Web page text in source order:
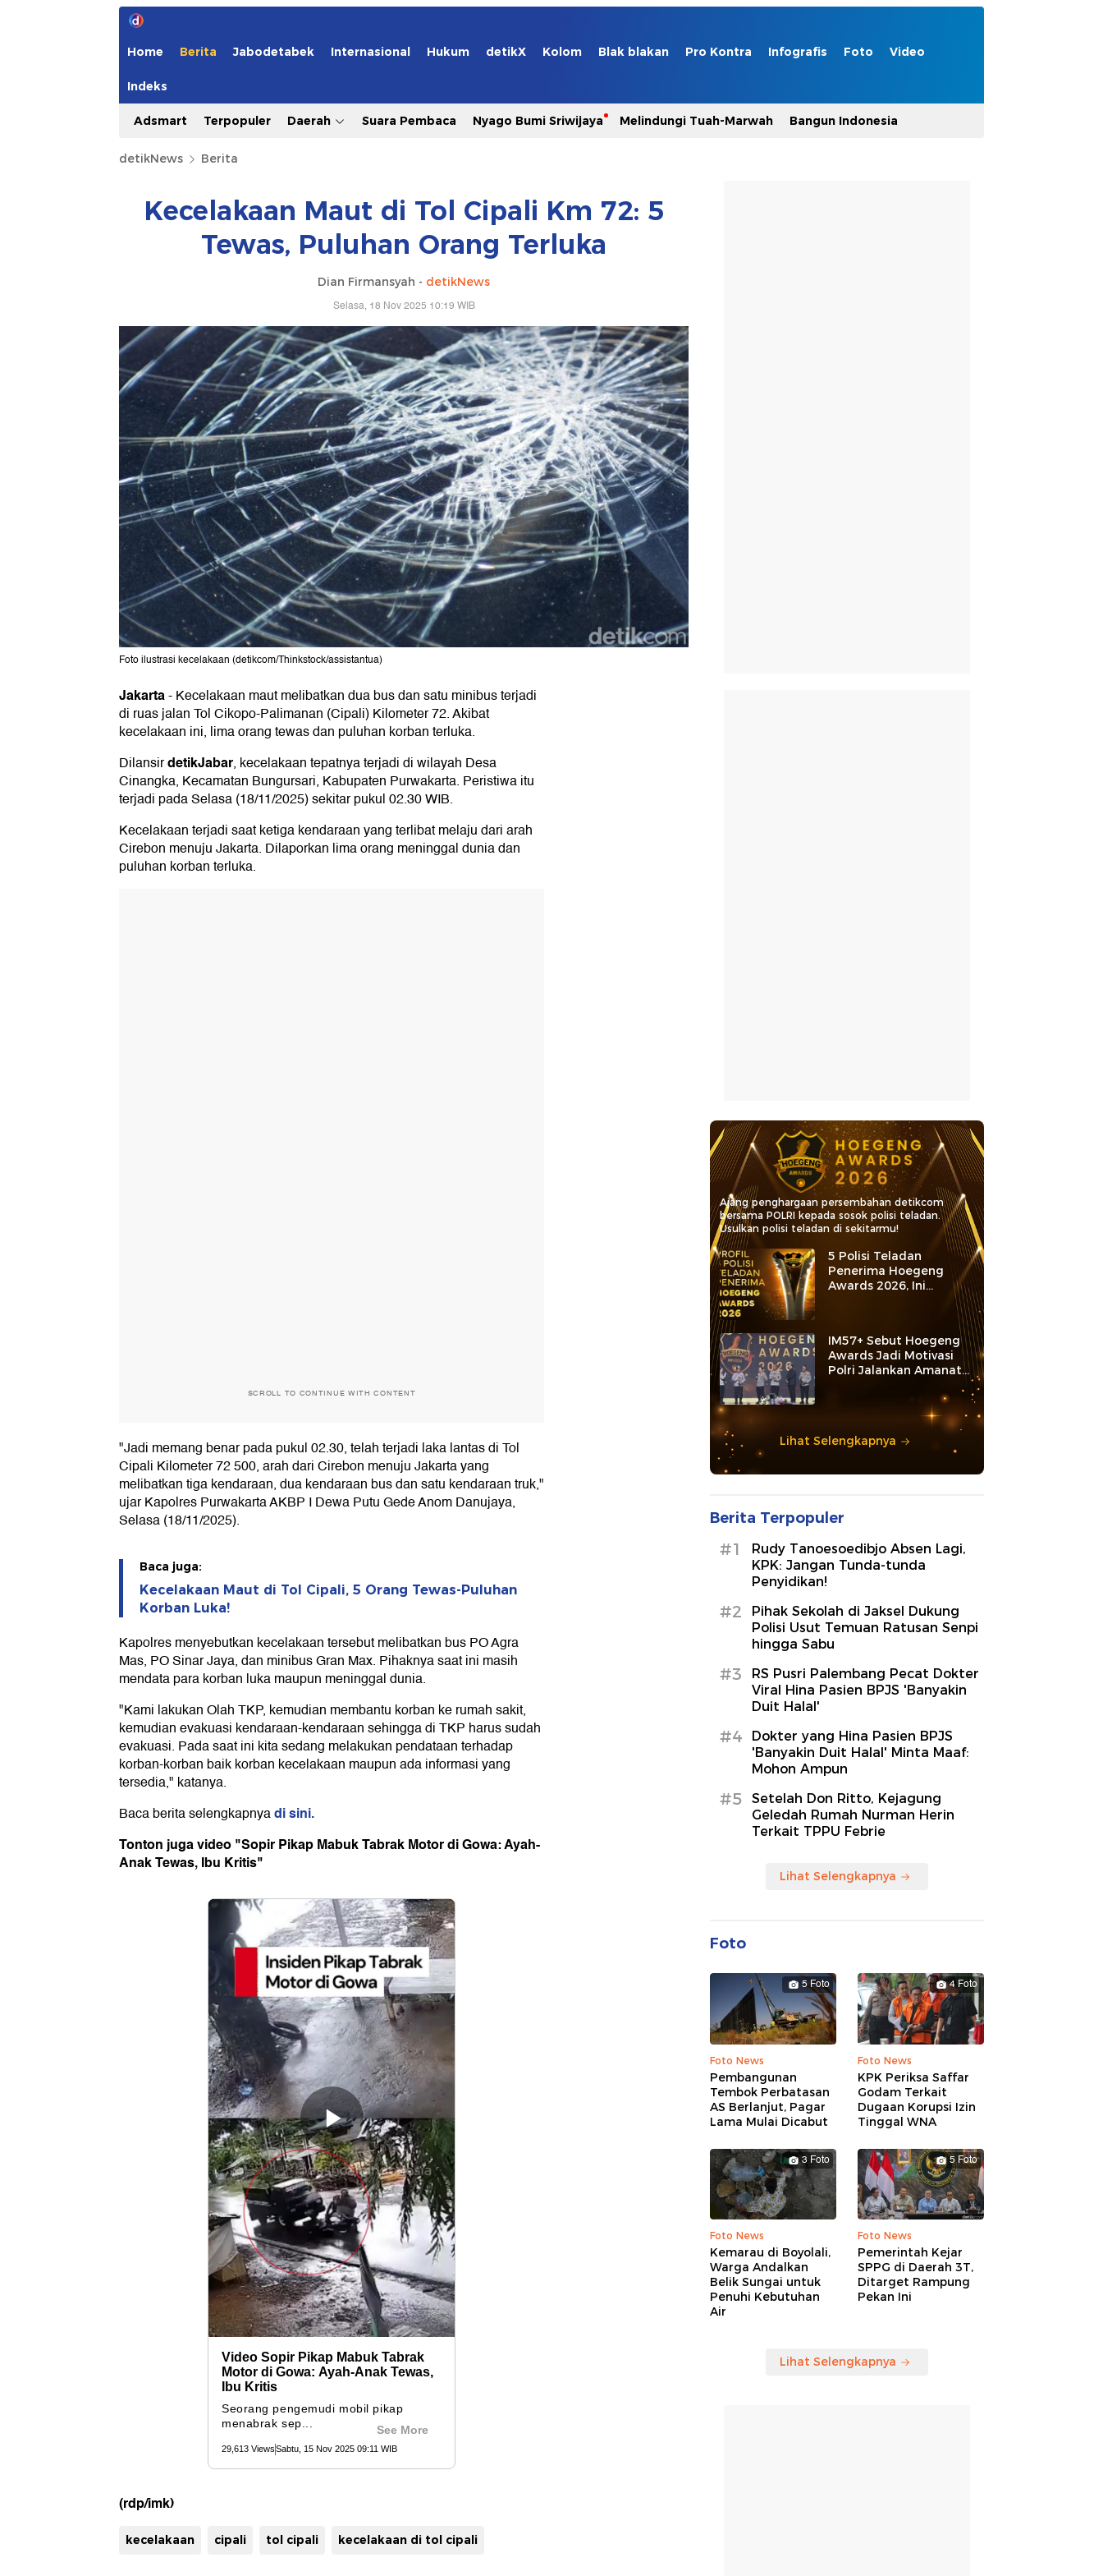
Home Berita Jabodetabek Internasional Hukum detikX Kolom Blak blakan Pro Kontra Infografis Foto Video
Indeks
Adsmart Terpopuler Daerah Suara Pembaca Nyago Bumi Sriwijaya Melindungi Tuah-Marwah Bangun Indonesia
detikNews Berita
Kecelakaan Maut di Tol Cipali Km 72: 5
Tewas, Puluhan Orang Terluka
Dian Firmansyah - detikNews
Selasa, 18 Nov 2025 10:19 WIB
Foto ilustrasi kecelakaan (detikcom/Thinkstock/assistantua)
Jakarta-Kecelakaan maut melibatkan dua bus dan satu minibus terjadi
di ruas jalan Tol Cikopo-Palimanan (Cipali) Kilometer 72. Akibat
kecelakaan ini, lima orang tewas dan puluhan korban terluka.
DilansirdetikJabar, kecelakaan tepatnya terjadi di wilayah Desa
Cinangka, Kecamatan Bungursari, Kabupaten Purwakarta. Peristiwa itu
terjadi pada Selasa (18/11/2025) sekitar pukul 02.30 WIB.
Kecelakaan terjadi saat ketiga kendaraan yang terlibat melaju dari arah
Cirebon menuju Jakarta. Dilaporkan lima orang meninggal dunia dan
puluhan korban terluka.
SCROLL TO CONTINUE WITH CONTENT
"Jadi memang benar pada pukul 02.30, telah terjadi laka lantas di Tol
Cipali Kilometer 72 500, arah dari Cirebon menuju Jakarta yang
melibatkan tiga kendaraan, dua kendaraan bus dan satu kendaraan truk,"
ujar Kapolres Purwakarta AKBP I Dewa Putu Gede Anom Danujaya,
Selasa (18/11/2025).
Baca juga:
Kecelakaan Maut di Tol Cipali, 5 Orang Tewas-Puluhan
Korban Luka!
Kapolres menyebutkan kecelakaan tersebut melibatkan bus PO Agra
Mas, PO Sinar Jaya, dan minibus Gran Max. Pihaknya saat ini masih
mendata para korban luka maupun meninggal dunia.
"Kami lakukan Olah TKP, kemudian membantu korban ke rumah sakit,
kemudian evakuasi kendaraan-kendaraan sehingga di TKP harus sudah
evakuasi. Pada saat ini kita sedang melakukan pendataan terhadap
korban-korban baik korban kecelakaan maupun ada informasi yang
tersedia," katanya.
Baca berita selengkapnyadi sini.
Tonton juga video "Sopir Pikap Mabuk Tabrak Motor di Gowa: Ayah-
Anak Tewas, Ibu Kritis"
(rdp/imk)
kecelakaan cipali tol cipali kecelakaan di tol cipali
Ajang penghargaan persembahan detikcom
bersama POLRI kepada sosok polisi teladan.
Usulkan polisi teladan di sekitarmu!
5 Polisi Teladan
Penerima Hoegeng
Awards 2026, Ini
Kategori dan Kiprahnya
IM57+ Sebut Hoegeng
Awards Jadi Motivasi
Polri Jalankan Amanat
Lihat Selengkapnya
Berita Terpopuler
#1
Rudy Tanoesoedibjo Absen Lagi,
KPK: Jangan Tunda-tunda
Penyidikan!
#2
Pihak Sekolah di Jaksel Dukung
Polisi Usut Temuan Ratusan Senpi
hingga Sabu
#3
RS Pusri Palembang Pecat Dokter
Viral Hina Pasien BPJS 'Banyakin
Duit Halal'
#4
Dokter yang Hina Pasien BPJS
'Banyakin Duit Halal' Minta Maaf:
Mohon Ampun
#5
Setelah Don Ritto, Kejagung
Geledah Rumah Nurman Herin
Terkait TPPU Febrie
Lihat Selengkapnya
Foto
5 Foto
Foto News
Pembangunan
Tembok Perbatasan
AS Berlanjut, Pagar
Lama Mulai Dicabut
4 Foto
Foto News
KPK Periksa Saffar
Godam Terkait
Dugaan Korupsi Izin
Tinggal WNA
3 Foto
Foto News
Kemarau di Boyolali,
Warga Andalkan
Belik Sungai untuk
Penuhi Kebutuhan
Air
5 Foto
Foto News
Pemerintah Kejar
SPPG di Daerah 3T,
Ditarget Rampung
Pekan Ini
Lihat Selengkapnya